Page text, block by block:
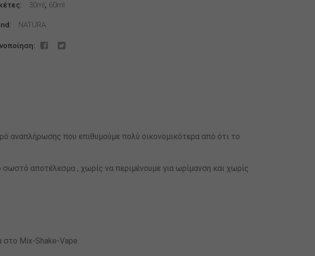
TPD
*
30ml, 60ml
NATURA
αναπλήρωσης που επιθυμούμε πολύ οικονομικότερα από ότι το
αποτέλεσμα , χωρίς να περιμένουμε για ωρίμανση και χωρίς
στο Mix-Shake-Vape.